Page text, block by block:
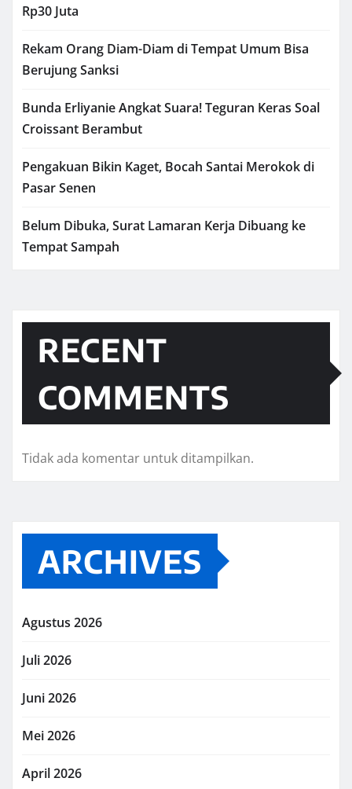
Rp30 Juta
Rekam Orang Diam-Diam di Tempat Umum Bisa
Berujung Sanksi
Bunda Erliyanie Angkat Suara! Teguran Keras Soal
Croissant Berambut
Pengakuan Bikin Kaget, Bocah Santai Merokok di
Pasar Senen
Belum Dibuka, Surat Lamaran Kerja Dibuang ke
Tempat Sampah
RECENT
COMMENTS
Tidak ada komentar untuk ditampilkan.
ARCHIVES
Agustus 2026
Juli 2026
Juni 2026
Mei 2026
April 2026